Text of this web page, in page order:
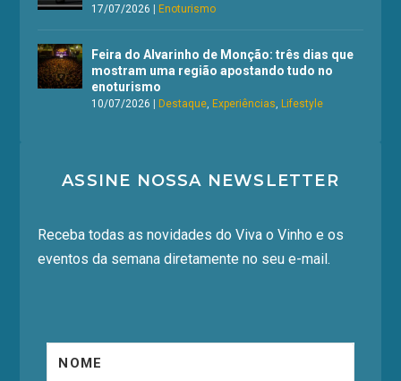
17/07/2026 |Enoturismo
Feira do Alvarinho de Monção: três dias que
mostram uma região apostando tudo no
enoturismo
10/07/2026 |Destaque ,Experiências ,Lifestyle
ASSINE NOSSA NEWSLETTER
Receba todas as novidades do Viva o Vinho e os
eventos da semana diretamente no seu e-mail.